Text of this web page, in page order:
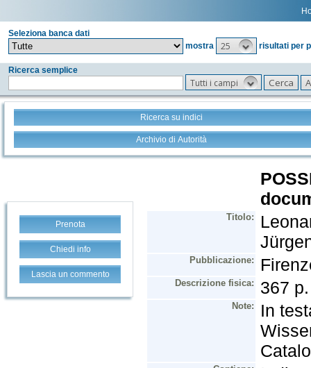
Seleziona banca dati
mostra
25 risultati per
Ricerca semplice
Tutti i campi
Ricerca su indici
Archivio di Autorità
Prenota
Chiedi info
Lascia un commento